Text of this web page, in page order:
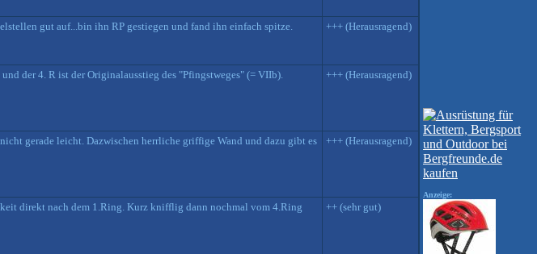
gut auf...bin ihn RP gestiegen und fand ihn einfach spitze. +++ (Herausragend)
der 4. R ist der Originalausstieg des "Pfingstweges" (= VIIb).
+++ (Herausragend)
gerade leicht. Dazwischen herrliche griffige Wand und dazu gibt es
+++ (Herausragend)
direkt nach dem 1.Ring. Kurz knifflig dann nochmal vom 4.Ring
++ (sehr gut)
Anzeige: